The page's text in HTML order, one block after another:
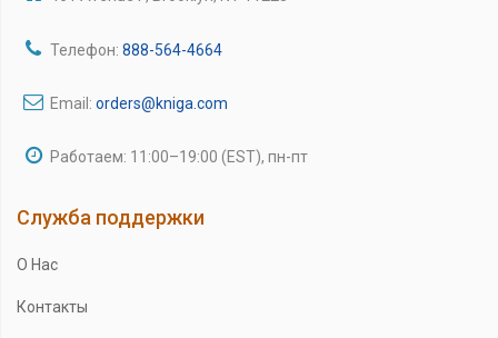
Телефон: 888-564-4664
Email: orders@kniga.com
Работаем: 11:00–19:00 (EST), пн-пт
Служба поддержки
О Нас
Контакты